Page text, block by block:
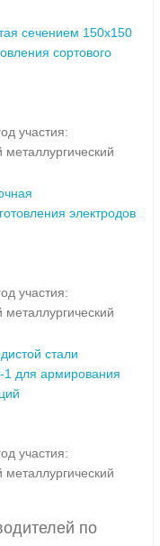
сечением 150х150
сортового
участия:
электродов
участия:
стали
1 для армирования
участия:
по